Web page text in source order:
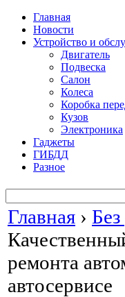
Главная
Новости
Устройство и
Двигатель
Подвеска
Салон
Колеса
Коробка
Кузов
Электроника
Гаджеты
ГИБДД
Разное
Главная ›
ремонта
автосервисе